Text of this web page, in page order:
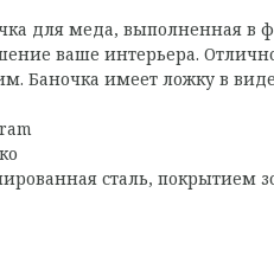
для меда, выполненная в
ваше интерьера.
Баночка имеет ложку в
сталь, покрытием